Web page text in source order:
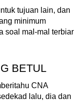
tujuan lain, dan
minimum
soal mal-mal terbiar
BETUL
CNA
lalu, dia dan